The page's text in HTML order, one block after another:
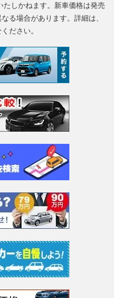
しかねます。新車価格は発売
る場合があります。詳細は、
ださい。